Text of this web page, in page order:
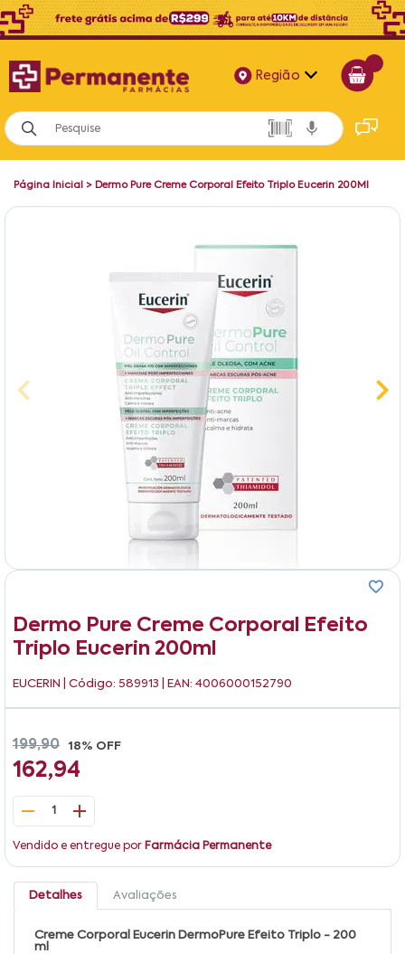
Região
Alagoas
Bahia
Página Inicial > Dermo Pure Creme Corporal Efeito Triplo Eucerin 200Ml
Dermo Pure Creme Corporal Efeito
Triplo Eucerin 200ml
EUCERIN | Código: 589913 | EAN: 4006000152790
199,90 18% OFF
162,94
1
Vendido e entregue por Farmácia Permanente
Detalhes Avaliações
Creme Corporal Eucerin DermoPure Efeito Triplo - 200
ml